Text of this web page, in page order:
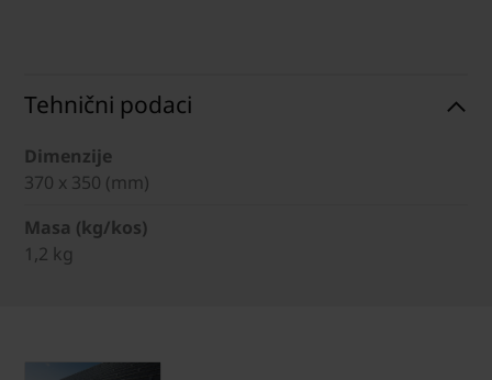
Tehnični podaci
Dimenzije
370 x 350 (mm)
Masa (kg/kos)
1,2 kg